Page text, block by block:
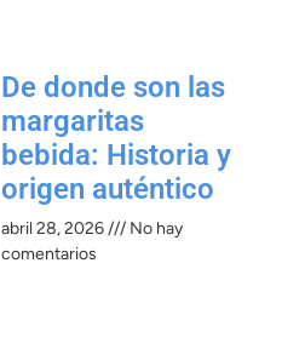
De donde son las
margaritas
bebida: Historia y
origen auténtico
abril 28, 2026
No hay
comentarios